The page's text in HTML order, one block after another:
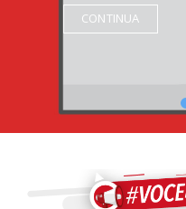
CONTINUA